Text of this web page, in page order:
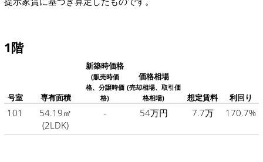
1階
号室 専有面積
新築時価格
(販売時価
格、分譲時価
格)
価格相場
(売却相場、取引価
格相場)
想定賃料 利回り
101
54.19㎡
(2LDK)
- 54万円 7.7万 170.7%